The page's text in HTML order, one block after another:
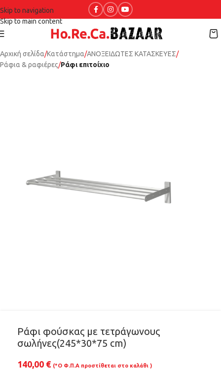
Skip to navigation
Skip to main content
Αρχική σελίδα Κατάστημα ΑΝΟΞΕΙΔΩΤΕΣ ΚΑΤΑΣΚΕΥΕΣ
Ράφια & ραφιέρες Ράφι επιτοίχιο
Ράφι φούσκας με τετράγωνους
σωλήνες(245*30*75 cm)
140,00 € (*Ο Φ.Π.Α προστίθεται στο καλάθι )